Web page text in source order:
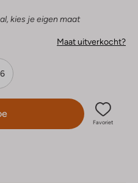
kies je eigen maat
Maat uitverkocht?
Favoriet